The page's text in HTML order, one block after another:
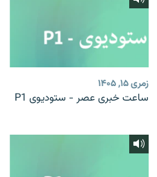
زمری ۱۵, ۱۴۰۵
ساعت خبری عصر - ستودیوی P1